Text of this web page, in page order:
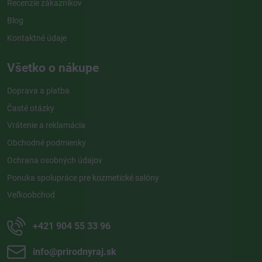
Recenzie zákazníkov
Blog
Kontaktné údaje
Všetko o nákupe
Doprava a platba
Časté otázky
Vrátenie a reklamácia
Obchodné podmienky
Ochrana osobných údajov
Ponuka spolupráce pre kozmetické salóny
Veľkoobchod
+421 904 55 33 96
info​@prirodnyraj​.sk